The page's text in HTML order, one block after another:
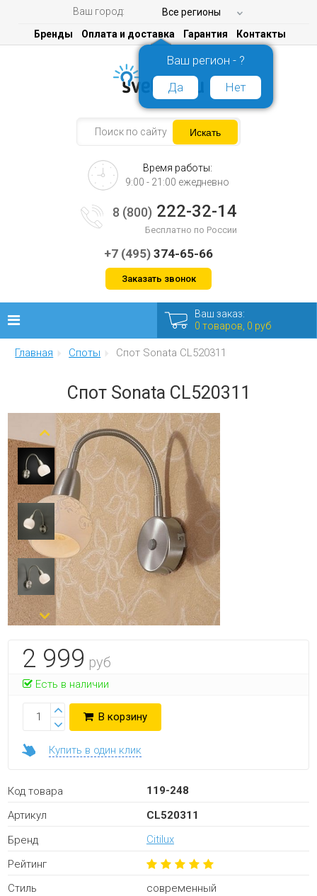
Ваш город: Все регионы
Ваш регион - ?
Да
Нет
Бренды Оплата и доставка Гарантия Контакты
Время работы:
9:00 - 21:00 ежедневно
8 (800) 222-32-14
Бесплатно по России
+7 (495) 374-65-66
Заказать звонок
Люстры
Интерьерные
Уличные
Распродажа
Еще
Мебель
Ваш заказ:
0 товаров, 0 руб
Главная Споты Спот Sonata CL520311
Спот Sonata CL520311
2 999 руб
Есть в наличии
В корзину
Купить в один клик
Код товара
119-248
Артикул
CL520311
Бренд
Citilux
Рейтинг
Стиль
современный